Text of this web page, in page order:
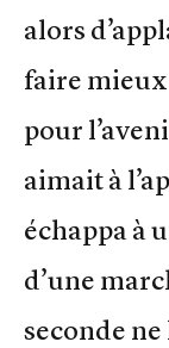
alors
faire
pour
aimait à
échappa à
d’une
seconde